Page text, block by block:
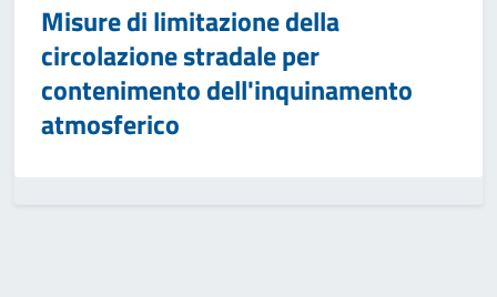
Misure di limitazione della
circolazione stradale per
contenimento dell'inquinamento
atmosferico